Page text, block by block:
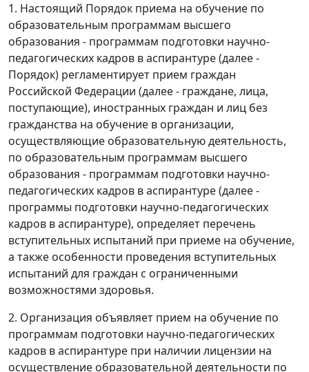
1. Настоящий Порядок приема на обучение по
образовательным программам высшего
образования - программам подготовки научно-
педагогических кадров в аспирантуре (далее -
Порядок) регламентирует прием граждан
Российской Федерации (далее - граждане, лица,
поступающие), иностранных граждан и лиц без
гражданства на обучение в организации,
осуществляющие образовательную деятельность,
по образовательным программам высшего
образования - программам подготовки научно-
педагогических кадров в аспирантуре (далее -
программы подготовки научно-педагогических
кадров в аспирантуре), определяет перечень
вступительных испытаний при приеме на обучение,
а также особенности проведения вступительных
испытаний для граждан с ограниченными
возможностями здоровья.
2. Организация объявляет прием на обучение по
программам подготовки научно-педагогических
кадров в аспирантуре при наличии лицензии на
осуществление образовательной деятельности по